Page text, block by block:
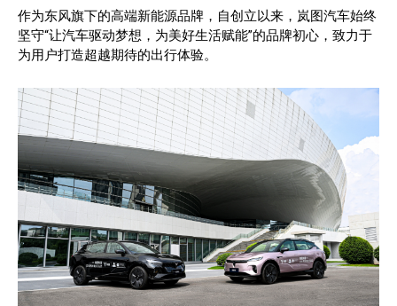
作为东风旗下的高端新能源品牌，自创立以来，岚图汽车始终
坚守“让汽车驱动梦想，为美好生活赋能”的品牌初心，致力于
为用户打造超越期待的出行体验。